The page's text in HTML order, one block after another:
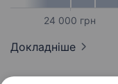
24 000 грн
Докладніше